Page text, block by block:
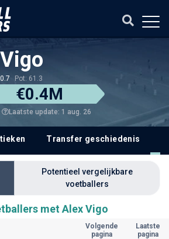
Pot: 61.3
€0.4M
Laatste update: 1 aug. 26
Transfer geschiedenis
Potentieel vergelijkbare
voetballers
met Alex Vigo
Volgende
pagina
Laatste
pagina